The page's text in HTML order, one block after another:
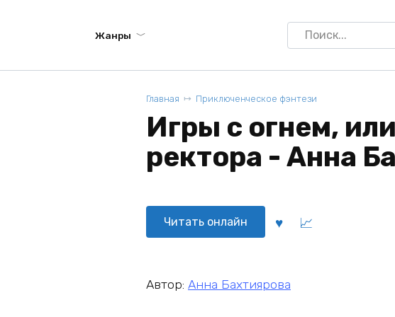
Жанры
Search
for:
Главная Приключенческое фэнтези
Игры с огнем,
ректора - Анна
Читать онлайн
Автор: Анна Бахтиярова